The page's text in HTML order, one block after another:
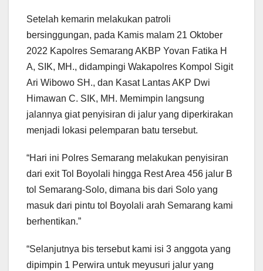
Setelah kemarin melakukan patroli
bersinggungan, pada Kamis malam 21 Oktober
2022 Kapolres Semarang AKBP Yovan Fatika H
A, SIK, MH., didampingi Wakapolres Kompol Sigit
Ari Wibowo SH., dan Kasat Lantas AKP Dwi
Himawan C. SIK, MH. Memimpin langsung
jalannya giat penyisiran di jalur yang diperkirakan
menjadi lokasi pelemparan batu tersebut.
“Hari ini Polres Semarang melakukan penyisiran
dari exit Tol Boyolali hingga Rest Area 456 jalur B
tol Semarang-Solo, dimana bis dari Solo yang
masuk dari pintu tol Boyolali arah Semarang kami
berhentikan.”
“Selanjutnya bis tersebut kami isi 3 anggota yang
dipimpin 1 Perwira untuk meyusuri jalur yang